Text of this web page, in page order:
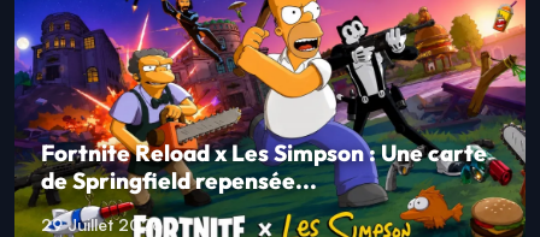
Fortnite Reload x Les Simpson : Une carte
de Springfield repensée...
29 Juillet 2026